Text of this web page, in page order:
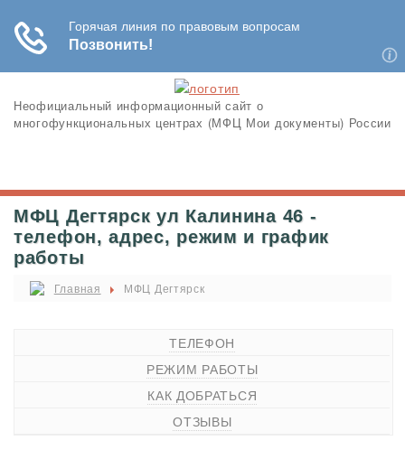
Неофициальный информационный сайт о
многофункциональных центрах (МФЦ Мои документы) России
МФЦ Дегтярск ул Калинина 46 -
телефон, адрес, режим и график
работы
Главная МФЦ Дегтярск
ТЕЛЕФОН
РЕЖИМ РАБОТЫ
КАК ДОБРАТЬСЯ
ОТЗЫВЫ